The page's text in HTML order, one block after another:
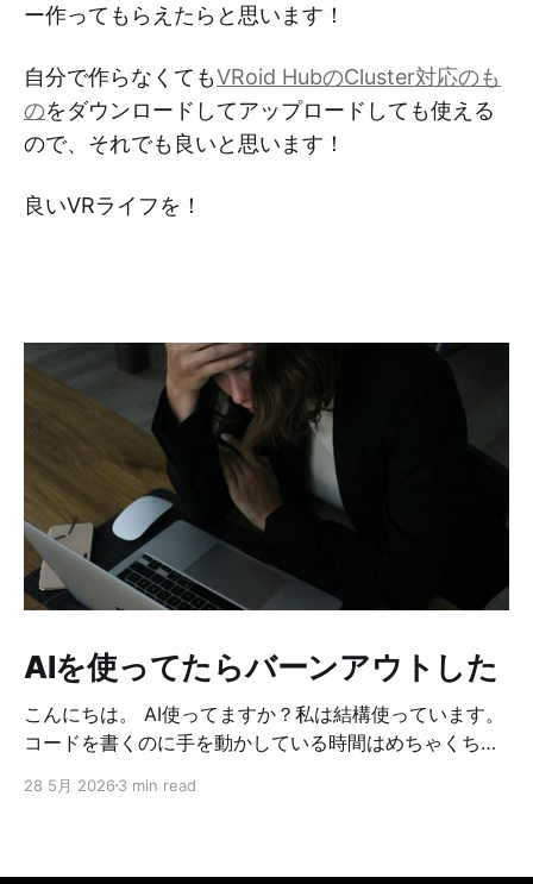
ー作ってもらえたらと思います！
自分で作らなくてもVRoid HubのCluster対応のも
のをダウンロードしてアップロードしても使える
ので、それでも良いと思います！
良いVRライフを！
AIを使ってたらバーンアウトした
こんにちは。 AI使ってますか？私は結構使っています。
コードを書くのに手を動かしている時間はめちゃくちゃ
が起こった時の原因調査も、何もかもAIを使っていま
28 5月 2026 3 min read